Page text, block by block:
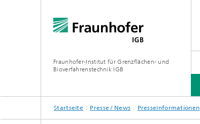
Fraunhofer-Institut für Grenzflächen- und
Bioverfahrenstechnik IGB
ÜBER UNS
ZUSAMMENARBEIT
FORSCHUNG
ANALYTIK / PRÜFUNG
PUBLIKATIONEN
Startseite Presse / News Presseinformationen